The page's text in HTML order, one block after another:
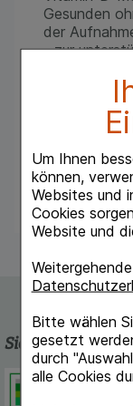
Um Ihnen
können,
Websites und
Cookies
Website und
Bitte wählen
gesetzt
durch
alle Cookies
Gesunden
der
- zur
- zur
Hinweis:
und Sucrose
Sicherheit und